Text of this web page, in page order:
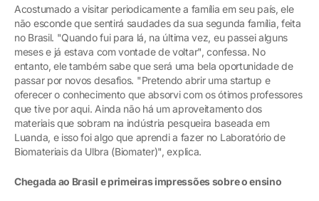
Acostumado a visitar periodicamente a família em seu país, ele
não esconde que sentirá saudades da sua segunda família, feita
no Brasil. "Quando fui para lá, na última vez, eu passei alguns
meses e já estava com vontade de voltar", confessa. No
entanto, ele também sabe que será uma bela oportunidade de
passar por novos desafios. "Pretendo abrir uma startup e
oferecer o conhecimento que absorvi com os ótimos professores
que tive por aqui. Ainda não há um aproveitamento dos
materiais que sobram na indústria pesqueira baseada em
Luanda, e isso foi algo que aprendi a fazer no Laboratório de
Biomateriais da Ulbra (Biomater)", explica.
Chegada ao Brasil e primeiras impressões sobre o ensino